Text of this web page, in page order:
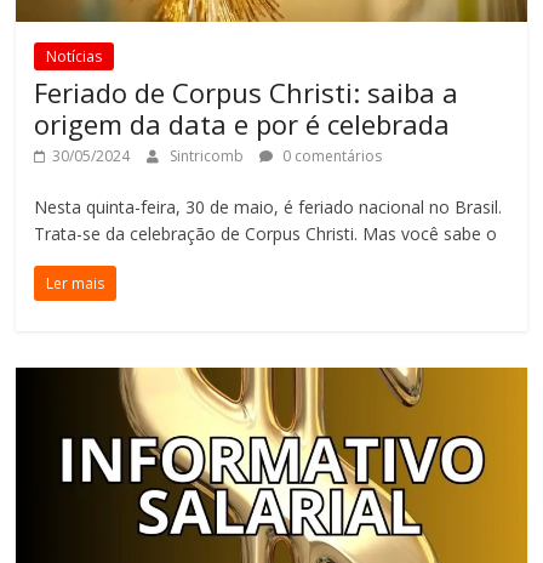
Notícias
Feriado de Corpus Christi: saiba a
origem da data e por é celebrada
30/05/2024 Sintricomb 0 comentários
Nesta quinta-feira, 30 de maio, é feriado nacional no Brasil.
Trata-se da celebração de Corpus Christi. Mas você sabe o
Ler mais